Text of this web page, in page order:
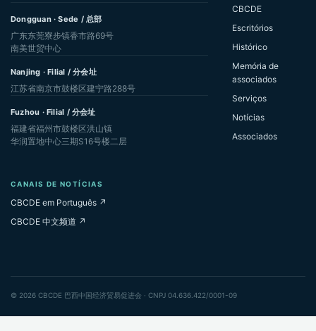
Dongguan · Sede / 总部
广东东莞寮步镇香市路69号
南美世贸中心
Nanjing · Filial / 分会址
江苏省南京市鼓楼区建宁路288号
Fuzhou · Filial / 分会址
福建省福州市鼓楼区洪山镇
华润置地中心三期S16号楼二层
CBCDE
Escritórios
Histórico
Memória de
associados
Serviços
Notícias
Associados
CANAIS DE NOTÍCIAS
CBCDE em Português ↗
CBCDE 中文频道 ↗
© 2026 CBCDE 巴西中国经济贸易促进会 · CNPJ 04.636.422/0001-09